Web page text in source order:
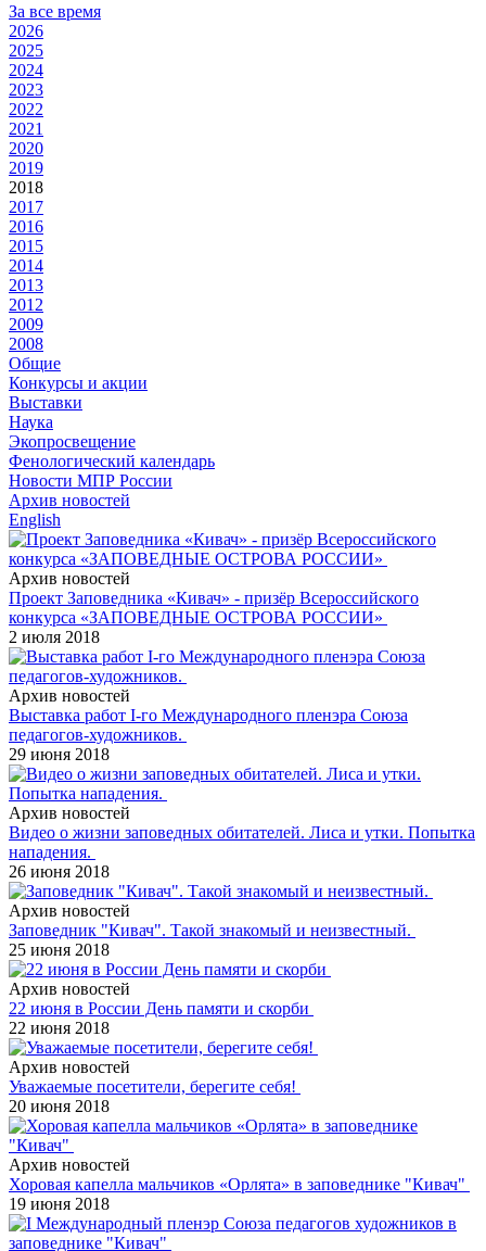
За все время
2026
2025
2024
2023
2022
2021
2020
2019
2018
2017
2016
2015
2014
2013
2012
2009
2008
Общие
Конкурсы и акции
Выставки
Наука
Экопросвещение
Фенологический календарь
Новости МПР России
Архив новостей
English
Архив новостей
Проект Заповедника «Кивач» - призёр Всероссийского
конкурса «ЗАПОВЕДНЫЕ ОСТРОВА РОССИИ»
2 июля 2018
Архив новостей
Выставка работ I-го Международного пленэра Союза
педагогов-художников.
29 июня 2018
Архив новостей
Видео о жизни заповедных обитателей. Лиса и утки. Попытка
нападения.
26 июня 2018
Архив новостей
Заповедник "Кивач". Такой знакомый и неизвестный.
25 июня 2018
Архив новостей
22 июня в России День памяти и скорби
22 июня 2018
Архив новостей
Уважаемые посетители, берегите себя!
20 июня 2018
Архив новостей
Хоровая капелла мальчиков «Орлята» в заповеднике "Кивач"
19 июня 2018